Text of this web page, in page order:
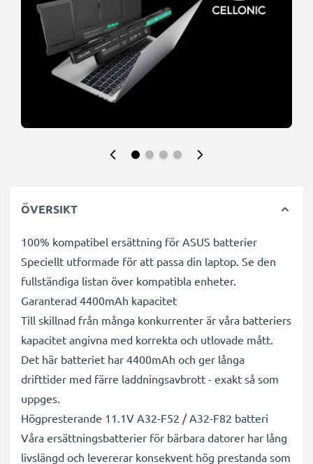
ÖVERSIKT
100% kompatibel ersättning för ASUS batterier
Speciellt utformade för att passa din laptop. Se den
fullständiga listan över kompatibla enheter.
Garanterad 4400mAh kapacitet
Till skillnad från många konkurrenter är våra batteriers
kapacitet angivna med korrekta och utlovade mått.
Det här batteriet har 4400mAh och ger långa
drifttider med färre laddningsavbrott - exakt så som
uppges.
Högpresterande 11.1V A32-F52 / A32-F82 batteri
Våra ersättningsbatterier för bärbara datorer har lång
livslängd och levererar konsekvent hög prestanda som